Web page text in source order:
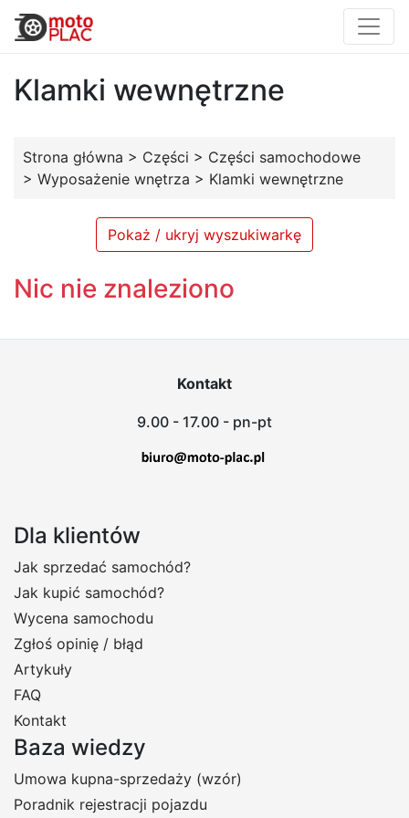
Klamki wewnętrzne
Strona główna > Części > Części samochodowe
> Wyposażenie wnętrza > Klamki wewnętrzne
Pokaż / ukryj wyszukiwarkę
Nic nie znaleziono
Kontakt
9.00 - 17.00 - pn-pt
Dla klientów
Jak sprzedać samochód?
Jak kupić samochód?
Wycena samochodu
Zgłoś opinię / błąd
Artykuły
FAQ
Kontakt
Baza wiedzy
Umowa kupna-sprzedaży (wzór)
Poradnik rejestracji pojazdu